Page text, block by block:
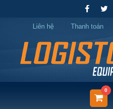
Liên hệ Thanh toán
0